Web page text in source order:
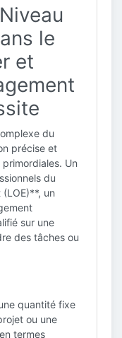
le
et
du
précise et
Un
du
un
sur une
des tâches ou
quantité fixe
ou une
termes